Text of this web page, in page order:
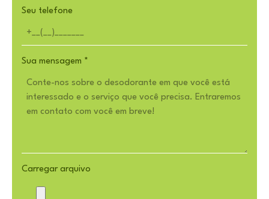
Seu telefone
Sua mensagem *
Carregar arquivo